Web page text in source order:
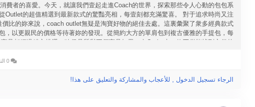
費者的喜愛。今天，就讓我們壹起走進Coach的世界，探索那些令人心動的包包系
Outlet的超值精選到最新款式的驚豔亮相，每壹刻都充滿驚喜。 對于追求時尚又注
價比的妳來說，coach outlet無疑是淘寶好物的絕佳去處。這裏彙聚了衆多經典款式
，以更親民的價格等待著妳的發現。從簡約大方的單肩包到複古優雅的手提包，每
品都經過精心挑選，確保品質與正價商品無異。在Outlet中，妳不僅能找到心儀的
الرجاء تسجيل الدخول , للأعجاب والمشاركة والتعليق على هذا!